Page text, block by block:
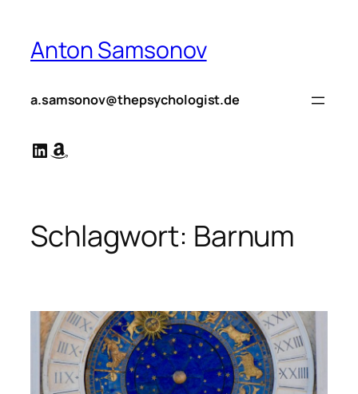
springen
Anton Samsonov
a.samsonov@thepsychologist.de
LinkedIn
Amazon
Schlagwort: Barnum